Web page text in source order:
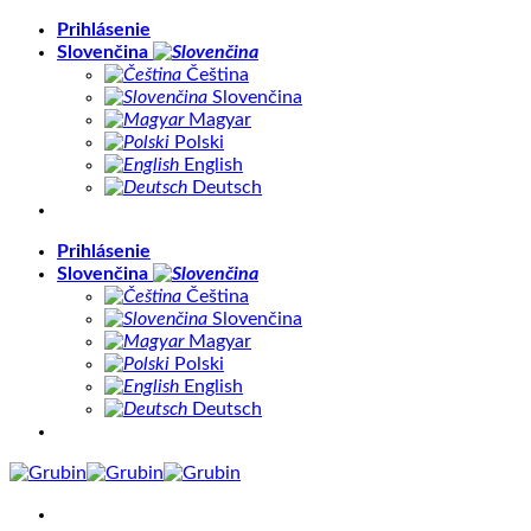
Skip
Prihlásenie
Slovenčina
Čeština
Slovenčina
Magyar
Polski
English
Deutsch
Prihlásenie
Slovenčina
Čeština
Slovenčina
Magyar
Polski
English
Deutsch